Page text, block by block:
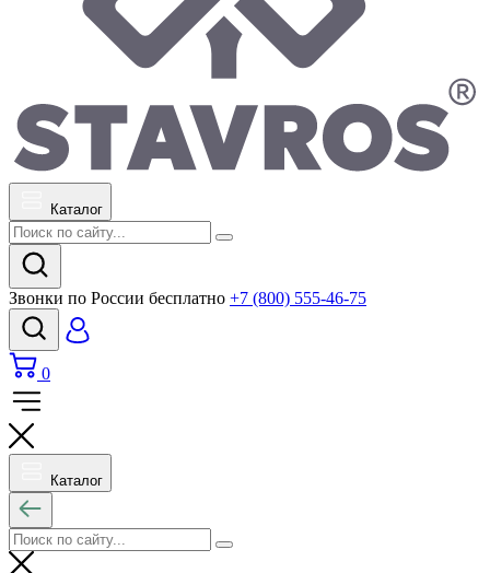
Каталог
Звонки по России бесплатно +7 (800) 555-46-75
0
Каталог